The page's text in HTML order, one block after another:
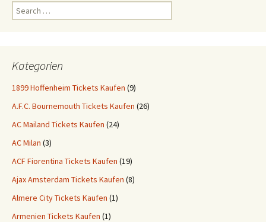
Search
for:
Kategorien
1899 Hoffenheim Tickets Kaufen (9)
A.F.C. Bournemouth Tickets Kaufen (26)
AC Mailand Tickets Kaufen (24)
AC Milan (3)
ACF Fiorentina Tickets Kaufen (19)
Ajax Amsterdam Tickets Kaufen (8)
Almere City Tickets Kaufen (1)
Armenien Tickets Kaufen (1)